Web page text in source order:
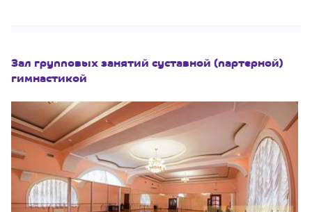
Зал групповых занятий суставной (партерной)
гимнастикой